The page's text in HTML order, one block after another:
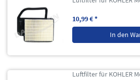
10,99 € *
In den
Luftfilter für KOHLER